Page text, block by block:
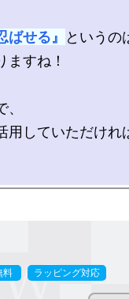
ばせる』
というの
ますね！
用していただけれ
料 ラッピング対応